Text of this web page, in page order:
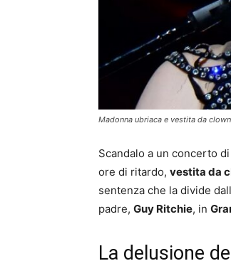
Madonna ubriaca e vestita da clown
Scandalo a un concerto di
ore di ritardo, vestita da
sentenza che la divide
padre, Guy Ritchie, in
La delusione